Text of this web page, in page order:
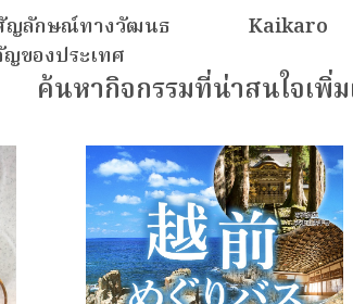
ญลักษณ์ทางวัฒนธ
ของประเทศ
Kaikaro
ค้นหากิจกรรมที่น่าสนใจเพิ่ม